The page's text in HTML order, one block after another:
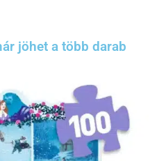
jöhet a több darab